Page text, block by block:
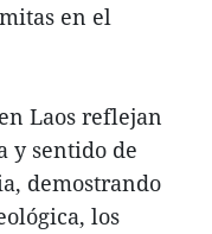
en el
Laos reflejan
y sentido de
demostrando
los